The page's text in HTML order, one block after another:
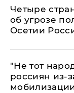
Четыре
об угрозе
Осетии
​"Не тот
россиян из-